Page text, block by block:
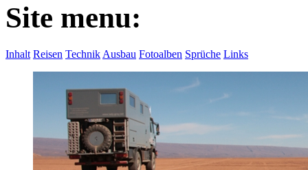
Site menu:
Inhalt Reisen Technik Ausbau Fotoalben Sprüche Links